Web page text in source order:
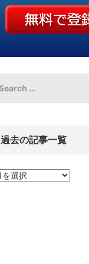
過去の記事一覧